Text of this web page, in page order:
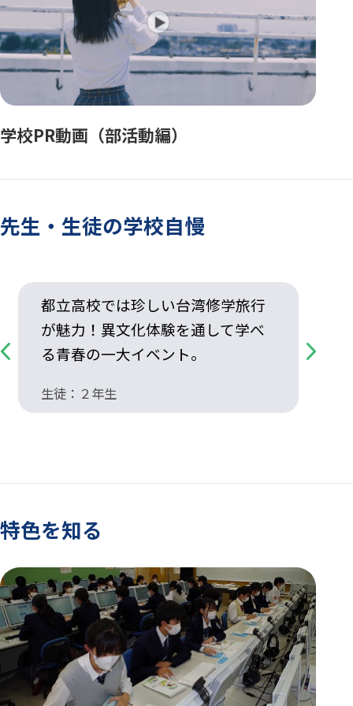
学校PR動画（部活動編）
先生・生徒の学校自慢
Previous
都立高校では珍しい台湾修学旅行
が魅力！異文化体験を通して学べ
る青春の一大イベント。
生徒：２年生
Next
特色を知る